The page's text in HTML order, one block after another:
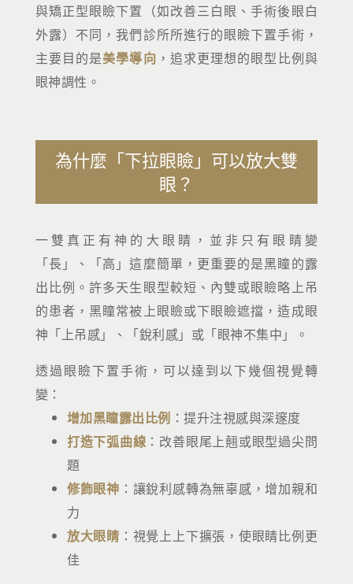
與矯正型眼瞼下置（如改善三白眼、手術後眼白
外露）不同，我們診所所進行的眼瞼下置手術，
主要目的是美學導向 ，追求更理想的眼型比例與
眼神調性。
為什麼「下拉眼瞼」可以放大雙
眼？
一雙真正有神的大眼睛，並非只有眼睛變
「長」、「高」這麼簡單，更重要的是黑瞳的露
出比例。許多天生眼型較短、內雙或眼瞼略上吊
的患者，黑瞳常被上眼瞼或下眼瞼遮擋，造成眼
神「上吊感」、「銳利感」或「眼神不集中」。
透過眼瞼下置手術，可以達到以下幾個視覺轉
變：
增加黑瞳露出比例 ：提升注視感與深邃度
打造下弧曲線 ：改善眼尾上翹或眼型過尖問
題
修飾眼神 ：讓銳利感轉為無辜感，增加親和
力
放大眼睛 ：視覺上上下擴張，使眼睛比例更
佳